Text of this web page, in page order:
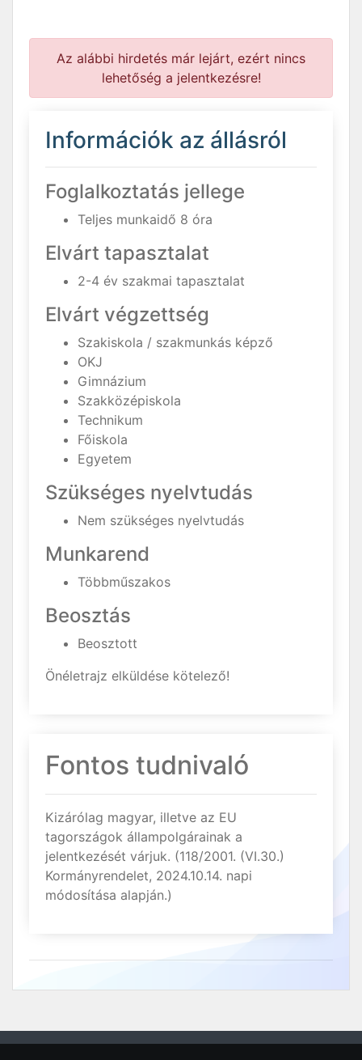
Az alábbi hirdetés már lejárt, ezért nincs
lehetőség a jelentkezésre!
Információk az állásról
Foglalkoztatás jellege
Teljes munkaidő 8 óra
Elvárt tapasztalat
2-4 év szakmai tapasztalat
Elvárt végzettség
Szakiskola / szakmunkás képző
OKJ
Gimnázium
Szakközépiskola
Technikum
Főiskola
Egyetem
Szükséges nyelvtudás
Nem szükséges nyelvtudás
Munkarend
Többműszakos
Beosztás
Beosztott
Önéletrajz elküldése kötelező!
Fontos tudnivaló
Kizárólag magyar, illetve az EU
tagországok állampolgárainak a
jelentkezését várjuk. (118/2001. (VI.30.)
Kormányrendelet, 2024.10.14. napi
módosítása alapján.)